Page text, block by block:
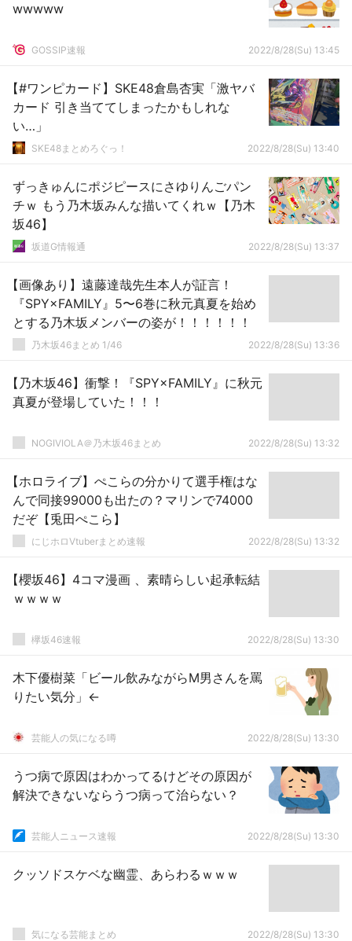
wwwww
GOSSIP速報 2022/8/28(Su) 13:45
【#ワンピカード】SKE48倉島杏実「激ヤバ
カード 引き当ててしまったかもしれな
い…」
SKE48まとめろぐっ！ 2022/8/28(Su) 13:40
ずっきゅんにポジピースにさゆりんごパン
チｗ もう乃木坂みんな描いてくれｗ【乃木
坂46】
坂道G情報通 2022/8/28(Su) 13:37
【画像あり】遠藤達哉先生本人が証言！
『SPY×FAMILY』5〜6巻に秋元真夏を始め
とする乃木坂メンバーの姿が！！！！！！
乃木坂46まとめ 1/46 2022/8/28(Su) 13:36
【乃木坂46】衝撃！『SPY×FAMILY』に秋元
真夏が登場していた！！！
NOGIVIOLA＠乃木坂46まとめ 2022/8/28(Su) 13:32
【ホロライブ】ぺこらの分かりて選手権はな
んで同接99000も出たの？マリンで74000
だぞ【兎田ぺこら】
にじホロVtuberまとめ速報 2022/8/28(Su) 13:32
【櫻坂46】4コマ漫画 、素晴らしい起承転結
ｗｗｗｗ
欅坂46速報 2022/8/28(Su) 13:30
木下優樹菜「ビール飲みながらM男さんを罵
りたい気分」←
芸能人の気になる噂 2022/8/28(Su) 13:30
うつ病で原因はわかってるけどその原因が
解決できないならうつ病って治らない？
芸能人ニュース速報 2022/8/28(Su) 13:30
クッソドスケベな幽霊、あらわるｗｗｗ
気になる芸能まとめ 2022/8/28(Su) 13:30